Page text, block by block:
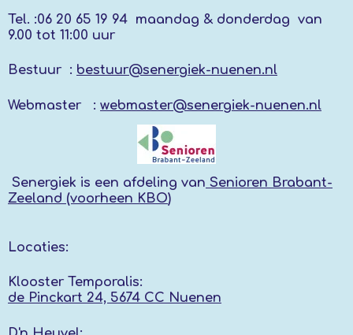
Tel. :06 20 65 19 94 maandag & donderdag van
9.00 tot 11:00 uur
Bestuur : bestuur@senergiek-nuenen.nl
Webmaster : webmaster@senergiek-nuenen.nl
Senergiek is een afdeling van Senioren Brabant-
Zeeland (voorheen KBO)
Locaties:
Klooster Temporalis:
de Pinckart 24, 5674 CC Nuenen